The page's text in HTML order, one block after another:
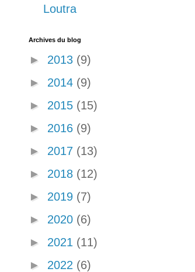
Loutra
Archives du blog
► 2013 (9)
► 2014 (9)
► 2015 (15)
► 2016 (9)
► 2017 (13)
► 2018 (12)
► 2019 (7)
► 2020 (6)
► 2021 (11)
► 2022 (6)